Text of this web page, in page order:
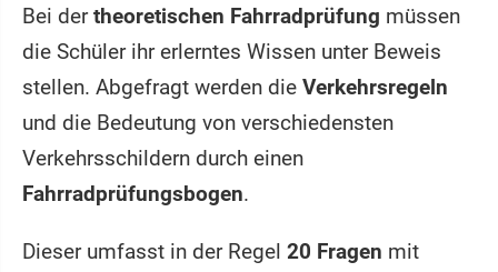
Bei dertheoretischen Fahrradprüfung müssen
die Schüler ihr erlerntes Wissen unter Beweis
stellen. Abgefragt werden die Verkehrsregeln
und die Bedeutung von verschiedensten
Verkehrsschildern durch einen
Fahrradprüfungsbogen.
Dieser umfasst in der Regel 20 Fragen mit